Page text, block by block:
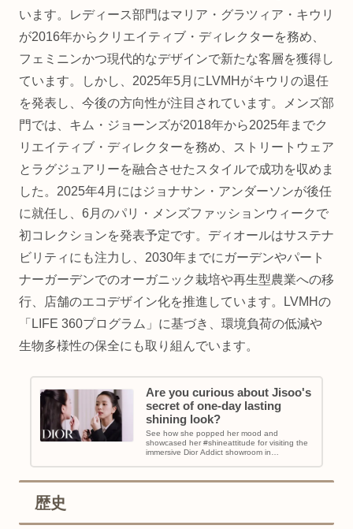
います。レディース部門はマリア・グラツィア・キウリ
が2016年からクリエイティブ・ディレクターを務め、
フェミニンかつ現代的なデザインで新たな客層を獲得し
ています。しかし、2025年5月にLVMHがキウリの退任
を発表し、今後の方向性が注目されています。メンズ部
門では、キム・ジョーンズが2018年から2025年までク
リエイティブ・ディレクターを務め、ストリートウェア
とラグジュアリーを融合させたスタイルで成功を収めま
した。2025年4月にはジョナサン・アンダーソンが後任
に就任し、6月のパリ・メンズファッションウィークで
初コレクションを発表予定です。ディオールはサステナ
ビリティにも注力し、2030年までにガーデンやパート
ナーガーデンでのオーガニック栽培や再生型農業への移
行、店舗のエコデザイン化を推進しています。LVMHの
「LIFE 360プログラム」に基づき、環境負荷の低減や
生物多様性の保全にも取り組んでいます。
Are you curious about Jisoo's
secret of one-day lasting
shining look?
See how she popped her mood and
showcased her #shineattitude for visiting the
immersive Dior Addict showroom in
歴史